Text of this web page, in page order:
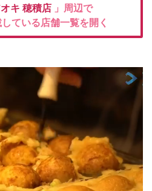
キ 穂積店 」周辺で
ている店舗一覧を開く